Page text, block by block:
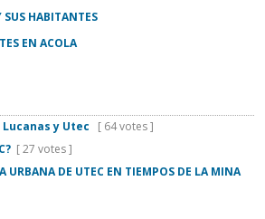
SUS HABITANTES
EN ACOLA
Lucanas y Utec
[ 64 votes ]
[ 27 votes ]
URBANA DE UTEC EN TIEMPOS DE LA MINA